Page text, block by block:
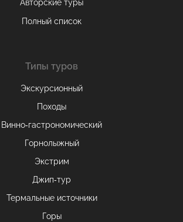
Авторские туры
Полный список
Типы туров
Экскурсионный
Походы
Винно-гастрономический
Горнолыжный
Экстрим
Джип-тур
Термальные источники
Горы